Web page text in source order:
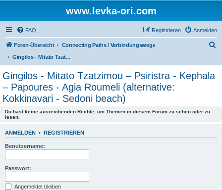
www.levka-ori.com
FAQ Anmelden
Registrieren
Foren-Übersicht
Connecting Paths / Verbindungswege
Gingilos - Mitato Tzatzimou – Psiristra - Kephala – Papoures - Agia Roumeli (alternative: Kokkinavari - Sedoni beach)
Gingilos - Mitato Tzatzimou – Psiristra - Kephala
– Papoures - Agia Roumeli (alternative:
Kokkinavari - Sedoni beach)
Du hast keine ausreichenden Rechte, um Themen in diesem Forum zu sehen oder zu
lesen.
ANMELDEN • REGISTRIEREN
Benutzername:
Passwort:
Angemeldet bleiben